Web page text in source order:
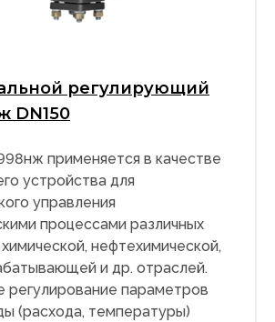
регулирующий
DN150
применяется в качестве
устройства для
управления
процессами различных
нефтехимической,
и др. отраслей.
регулирование параметров
(расхода, температуры)